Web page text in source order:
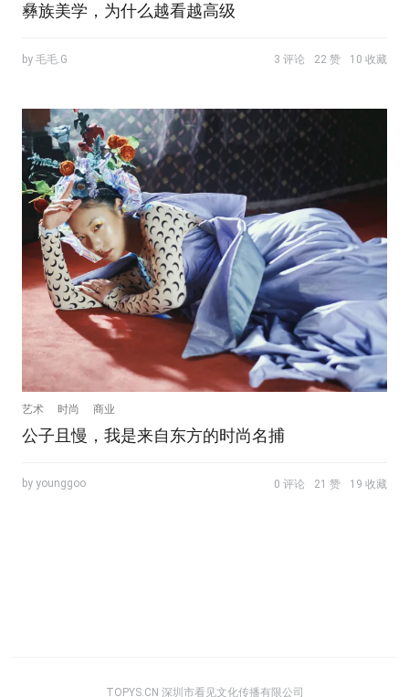
彝族美学，为什么越看越高级
by 毛毛.G 3 评论 22 赞 10 收藏
艺术 时尚 商业
公子且慢，我是来自东方的时尚名捕
by younggoo 0 评论 21 赞 19 收藏
TOPYS.CN 深圳市看见文化传播有限公司